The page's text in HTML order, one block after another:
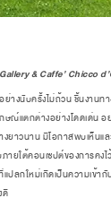
& Caffe’Chicco d’
บครั้งไม่ถ้วน ชิ้นงานทา
ตกต่างอย่างโดดเด่น อ
วนาน มีโอกาสพบเห็นแ
ยใต้คอนเซปต์ของการคง
ลกใหม่เกิดเป็นความเ
ดี